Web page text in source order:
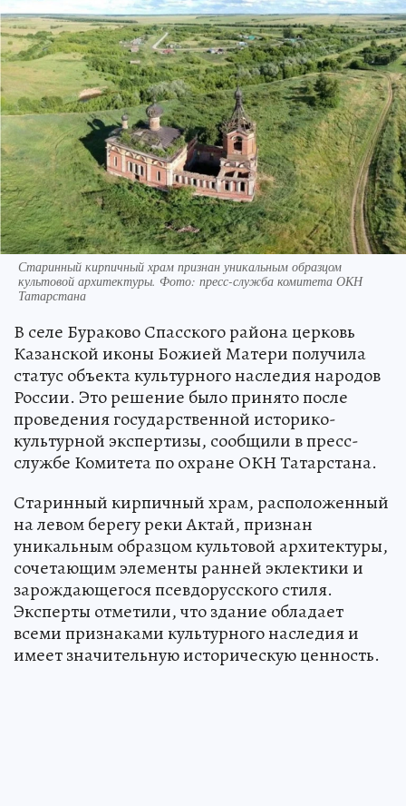
Старинный кирпичный храм признан уникальным образцом
культовой архитектуры. Фото: пресс-служба комитета ОКН
Татарстана
В селе Бураково Спасского района церковь
Казанской иконы Божией Матери получила
статус объекта культурного наследия народов
России. Это решение было принято после
проведения государственной историко-
культурной экспертизы, сообщили в пресс-
службе Комитета по охране ОКН Татарстана.
Старинный кирпичный храм, расположенный
на левом берегу реки Актай, признан
уникальным образцом культовой архитектуры,
сочетающим элементы ранней эклектики и
зарождающегося псевдорусского стиля.
Эксперты отметили, что здание обладает
всеми признаками культурного наследия и
имеет значительную историческую ценность.